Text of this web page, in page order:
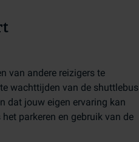
van andere reizigers te
wachttijden van de shuttlebus
dat jouw eigen ervaring kan
parkeren en gebruik van de